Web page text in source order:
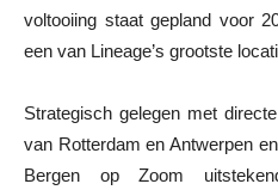
voltooiing staat gepland voor
een van Lineage’s grootste
Strategisch gelegen met
van Rotterdam en Antwerpen
Bergen op Zoom